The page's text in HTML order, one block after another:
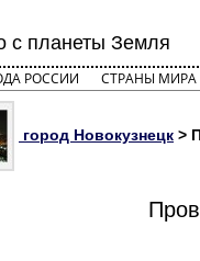
с планеты Земля
РОССИИ СТРАНЫ МИРА
город Новокузнецк >